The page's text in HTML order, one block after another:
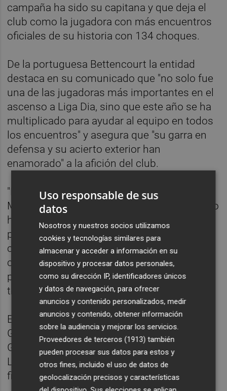
campaña ha sido su capitana y que deja el
club como la jugadora con más encuentros
oficiales de su historia con 134 choques.
De la portuguesa Bettencourt la entidad
destaca en su comunicado que "no solo fue
una de las jugadoras más importantes en el
ascenso a Liga Dia, sino que este año se ha
multiplicado para ayudar al equipo en todos
los encuentros" y asegura que "su garra en
defensa y su acierto exterior han
enamorado" a la afición del club.
"El club quiere agradecer también a Tinara
Moore y Jori Davis, su gran trabajo en un año
histórico para el club, en el que han sido
piezas determinantes para lograr la
clasificación para la Copa de la Reina y la
cuarta plaza con el premio de la
participación en Europa la próxima
temporada", señala la entidad.
El Valencia tenía a María Pina y a Anna
Gómez con contrato y ha renovado a Irene
Garí, Meiya Tirera, Tamara Abalde, Marina
Lizarazu, Joy Adams y Rebeca Cotano y ha
fichado además a Raquel Carrera.
Uso responsable de sus
datos
Nosotros y nuestros socios utilizamos
cookies y tecnologías similares para
almacenar y acceder a información en su
dispositivo y procesar datos personales,
como su dirección IP, identificadores únicos
y datos de navegación, para ofrecer
anuncios y contenido personalizados, medir
anuncios y contenido, obtener información
sobre la audiencia y mejorar los servicios.
Proveedores de terceros (1913) también
pueden procesar sus datos para estos y
otros fines, incluido el uso de datos de
geolocalización precisos y características